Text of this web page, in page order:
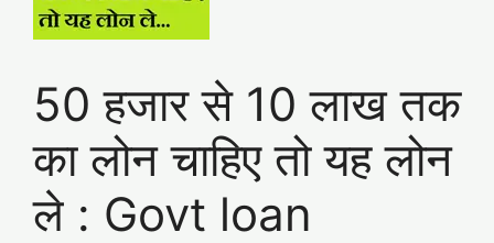
50 हजार से 10 लाख तक
का लोन चाहिए तो यह लोन
ले : Govt loan